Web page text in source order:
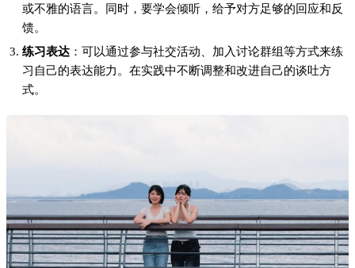
或不雅的语言。同时，要学会倾听，给予对方足够的回应和反
馈。
练习表达 ：可以通过参与社交活动、加入讨论群组等方式来练
习自己的表达能力。在实践中不断调整和改进自己的谈吐方
式。